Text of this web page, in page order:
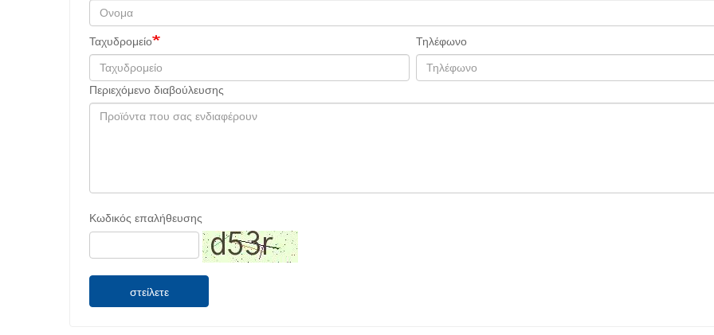
Ταχυδρομείο Τηλέφωνο
Περιεχόμενο διαβούλευσης
Κωδικός επαλήθευσης
στείλετε